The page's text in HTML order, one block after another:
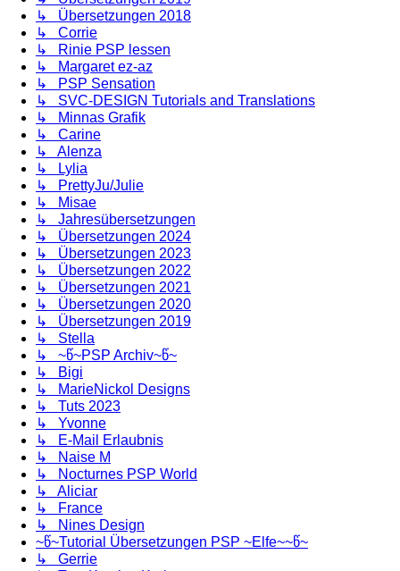
↳ Übersetzungen 2018
↳ Corrie
↳ Rinie PSP lessen
↳ Margaret ez-az
↳ PSP Sensation
↳ SVC-DESIGN Tutorials and Translations
↳ Minnas Grafik
↳ Carine
↳ Alenza
↳ Lylia
↳ PrettyJu/Julie
↳ Misae
↳ Jahresübersetzungen
↳ Übersetzungen 2024
↳ Übersetzungen 2023
↳ Übersetzungen 2022
↳ Übersetzungen 2021
↳ Übersetzungen 2020
↳ Übersetzungen 2019
↳ Stella
↳ ~წ~PSP Archiv~წ~
↳ Bigi
↳ MarieNickol Designs
↳ Tuts 2023
↳ Yvonne
↳ E-Mail Erlaubnis
↳ Naise M
↳ Nocturnes PSP World
↳ Aliciar
↳ France
↳ Nines Design
~წ~Tutorial Übersetzungen PSP ~Elfe~~წ~
↳ Gerrie